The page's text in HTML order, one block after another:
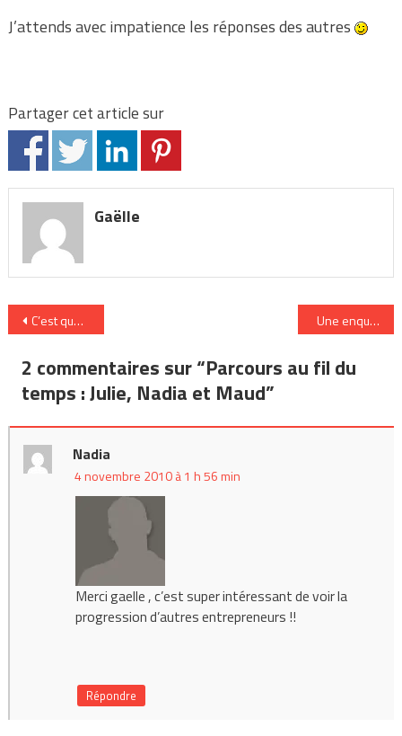
J’attends avec impatience les réponses des autres
Partager cet article sur
Gaëlle
Navigation
de
l’article
C’est quoi ce travail… Une enquête
2 commentaires sur “Parcours au fil du
temps : Julie, Nadia et Maud”
Nadia
4 novembre 2010 à 1 h 56 min
Merci gaelle , c’est super intéressant de voir la
progression d’autres entrepreneurs !!
Répondre